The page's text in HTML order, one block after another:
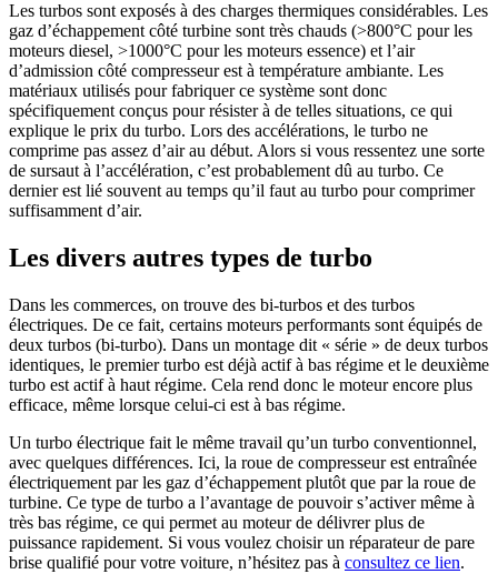
Les turbos sont exposés à des charges thermiques considérables. Les
gaz d’échappement côté turbine sont très chauds (>800°C pour les
moteurs diesel, >1000°C pour les moteurs essence) et l’air
d’admission côté compresseur est à température ambiante. Les
matériaux utilisés pour fabriquer ce système sont donc
spécifiquement conçus pour résister à de telles situations, ce qui
explique le prix du turbo. Lors des accélérations, le turbo ne
comprime pas assez d’air au début. Alors si vous ressentez une sorte
de sursaut à l’accélération, c’est probablement dû au turbo. Ce
dernier est lié souvent au temps qu’il faut au turbo pour comprimer
suffisamment d’air.
Les divers autres types de turbo
Dans les commerces, on trouve des bi-turbos et des turbos
électriques. De ce fait, certains moteurs performants sont équipés de
deux turbos (bi-turbo). Dans un montage dit « série » de deux turbos
identiques, le premier turbo est déjà actif à bas régime et le deuxième
turbo est actif à haut régime. Cela rend donc le moteur encore plus
efficace, même lorsque celui-ci est à bas régime.
Un turbo électrique fait le même travail qu’un turbo conventionnel,
avec quelques différences. Ici, la roue de compresseur est entraînée
électriquement par les gaz d’échappement plutôt que par la roue de
turbine. Ce type de turbo a l’avantage de pouvoir s’activer même à
très bas régime, ce qui permet au moteur de délivrer plus de
puissance rapidement. Si vous voulez choisir un réparateur de pare
brise qualifié pour votre voiture, n’hésitez pas à consultez ce lien.